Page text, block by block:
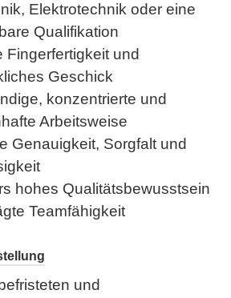
Elektrotechnik oder eine
Qualifikation
Fingerfertigkeit und
Geschick
konzentrierte und
Arbeitsweise
Genauigkeit, Sorgfalt und
hohes Qualitätsbewusstsein
Teamfähigkeit
und